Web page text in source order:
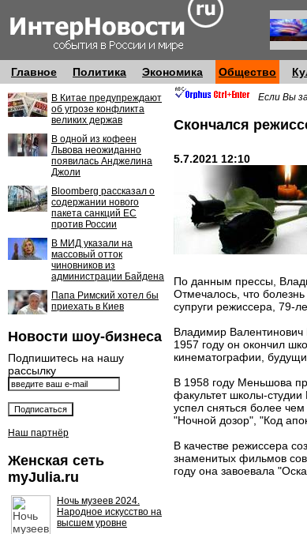
Главное Политика Экономика Общество
В Китае предупреждают
об угрозе конфликта
великих держав
В одной из кофеен
Львова неожиданно
появилась Анджелина
Джоли
Bloomberg рассказал о
содержании нового
пакета санкций ЕС
против России
В МИД указали на
массовый отток
чиновников из
администрации Байдена
Папа Римский хотел бы
приехать в Киев
Новости шоу-бизнеса
Подпишитесь на нашу
рассылку
Наш партнёр
Женская сеть
myJulia.ru
Ночь музеев 2024.
Народное искусство на
высшем уровне
Если Вы
Скончался
5.7.2021 12:10
По данным прессы,
Отмечалось, что
супруги режиссера, 79-
Владимир Валентинович
1957 году он окончил
кинематографии,
В 1958 году Меньшова
факультет школы-
успел сняться более
"Ночной дозор", "Код
В качестве режиссера
знаменитых фильмов
году она завоевала